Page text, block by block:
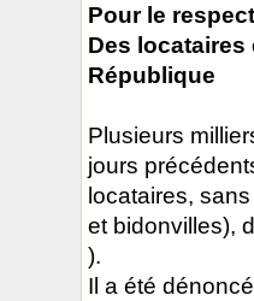
Pour le
Des locataires
République
Plusieurs
jours
locataires,
et bidonvilles),
).
Il a été